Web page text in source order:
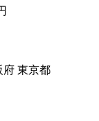
府 東京都